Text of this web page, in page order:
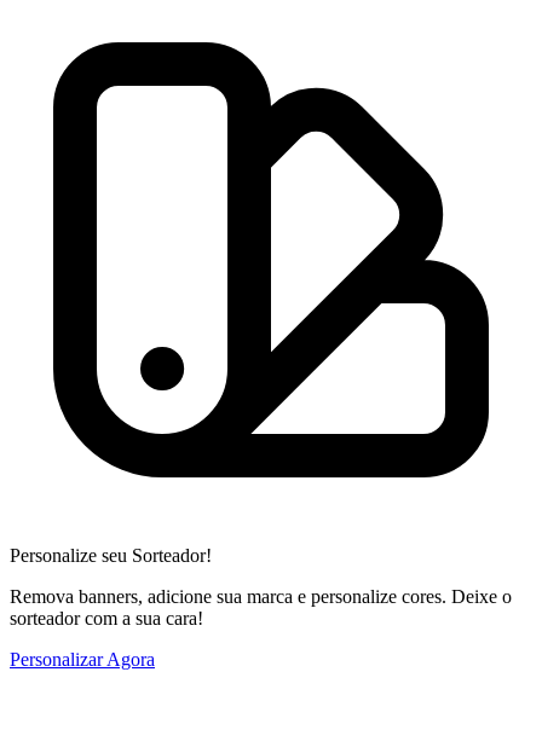
Personalize seu Sorteador!
Remova banners, adicione sua marca e personalize cores. Deixe o
sorteador com a sua cara!
Personalizar Agora